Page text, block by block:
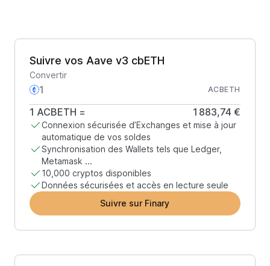
Suivre vos Aave v3 cbETH
Convertir
ACBETH
1 ACBETH = 1 883,74 €
Connexion sécurisée d’Exchanges et mise à jour
automatique de vos soldes
Synchronisation des Wallets tels que Ledger,
Metamask ...
10,000 cryptos disponibles
Données sécurisées et accès en lecture seule
Suivre sur Finary